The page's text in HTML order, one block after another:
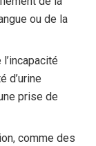
ou de la
d’urine
prise de
comme des